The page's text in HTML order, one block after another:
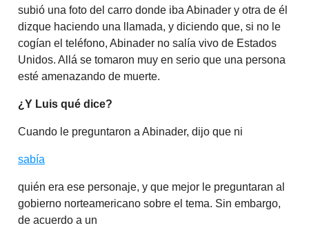
subió una foto del carro donde iba Abinader y otra de él
dizque haciendo una llamada, y diciendo que, si no le
cogían el teléfono, Abinader no salía vivo de Estados
Unidos. Allá se tomaron muy en serio que una persona
esté amenazando de muerte.
¿Y Luis qué dice?
Cuando le preguntaron a Abinader, dijo que ni
sabía
quién era ese personaje, y que mejor le preguntaran al
gobierno norteamericano sobre el tema. Sin embargo,
de acuerdo a un